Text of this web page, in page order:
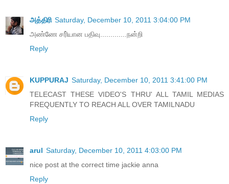
அத்திரி Saturday, December 10, 2011 3:04:00 PM
அண்ணே சரி்யான பதிவு.............நன்றி
Reply
KUPPURAJ Saturday, December 10, 2011 3:41:00 PM
TELECAST THESE VIDEO'S THRU' ALL TAMIL MEDIAS
FREQUENTLY TO REACH ALL OVER TAMILNADU
Reply
arul Saturday, December 10, 2011 4:03:00 PM
nice post at the correct time jackie anna
Reply